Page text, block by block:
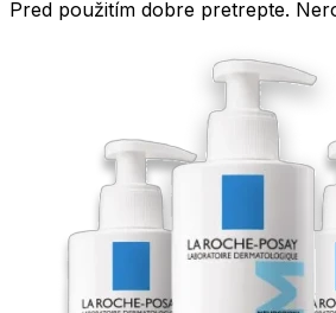
Pred použitím dobre pretrepte.